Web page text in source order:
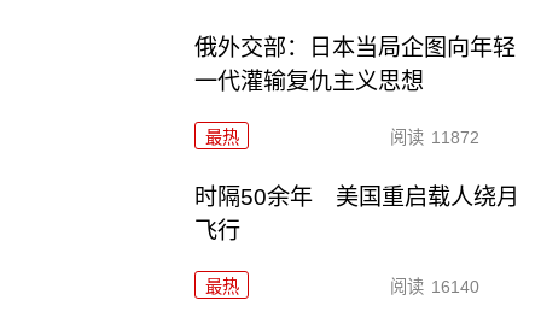
俄外交部：日本当局企图向年轻
一代灌输复仇主义思想
最热 阅读 11872
时隔50余年 美国重启载人绕月
飞行
最热 阅读 16140